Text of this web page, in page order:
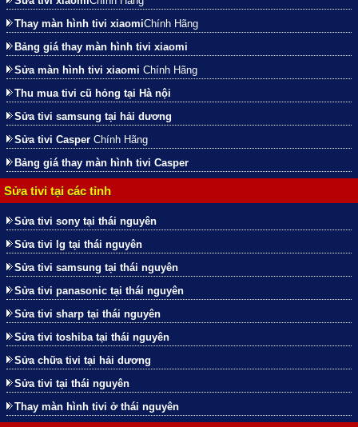
Thay màn hình tivi xiaomiChính Hãng
Bảng giá thay màn hình tivi xiaomi
Sửa màn hình tivi xiaomi Chính Hãng
Thu mua tivi cũ hỏng tại Hà nội
Sửa tivi samsung tại hải dương
Sửa tivi Casper Chính Hãng
Bảng giá thay màn hình tivi Casper
Sửa tivi tại các tỉnh
Sửa tivi sony tại thái nguyên
Sửa tivi lg tại thái nguyên
Sửa tivi samsung tại thái nguyên
Sửa tivi panasonic tại thái nguyên
Sửa tivi sharp tại thái nguyên
Sửa tivi toshiba tại thái nguyên
Sửa chữa tivi tại hải dương
Sửa tivi tại thái nguyên
Thay màn hình tivi ở thái nguyên